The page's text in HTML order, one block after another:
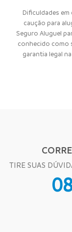
Dificuldades
caução para
Seguro Aluguel
conhecido como
garantia legal
TIRE SUAS